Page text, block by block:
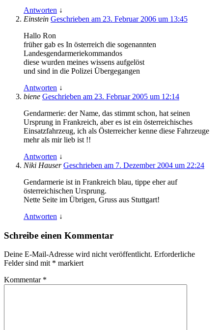
Antworten ↓
Einstein Geschrieben am 23. Februar 2006 um 13:45
Hallo Ron
früher gab es In österreich die sogenannten
Landesgendarmeriekommandos
diese wurden meines wissens aufgelöst
und sind in die Polizei Übergegangen
Antworten ↓
biene Geschrieben am 23. Februar 2005 um 12:14
Gendarmerie: der Name, das stimmt schon, hat seinen
Ursprung in Frankreich, aber es ist ein österreichisches
Einsatzfahrzeug, ich als Österreicher kenne diese Fahrzeuge
mehr als mir lieb ist !!
Antworten ↓
Niki HauserGeschrieben am 7. Dezember 2004 um 22:24
Gendarmerie ist in Frankreich blau, tippe eher auf
österreichischen Ursprung.
Nette Seite im Übrigen, Gruss aus Stuttgart!
Antworten ↓
Schreibe einen Kommentar
Deine E-Mail-Adresse wird nicht veröffentlicht. Erforderliche
Felder sind mit * markiert
Kommentar *